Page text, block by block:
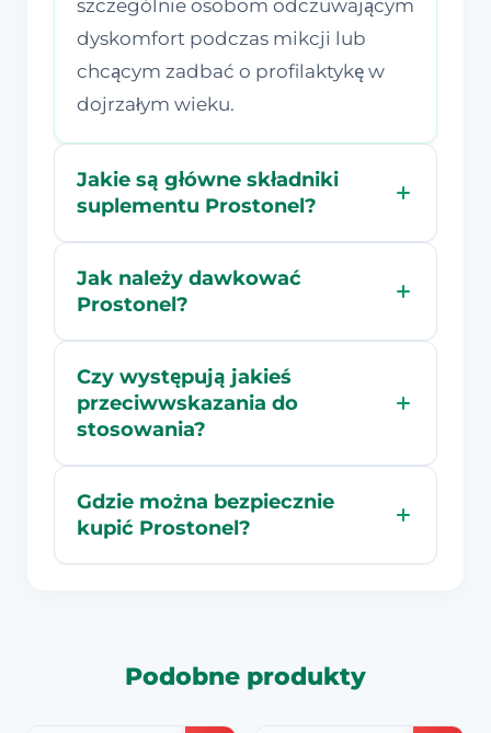
szczególnie osobom odczuwającym
dyskomfort podczas mikcji lub
chcącym zadbać o profilaktykę w
dojrzałym wieku.
Jakie są główne składniki
suplementu Prostonel?
Jak należy dawkować
Prostonel?
Czy występują jakieś
przeciwwskazania do
stosowania?
Gdzie można bezpiecznie
kupić Prostonel?
Podobne produkty